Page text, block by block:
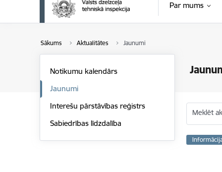
Par mums
Sākums Aktualitātes Jaunumi
Notikumu kalendārs
Jaunumi
Interešu pārstāvības reģistrs
Sabiedrības līdzdalība
Meklēt